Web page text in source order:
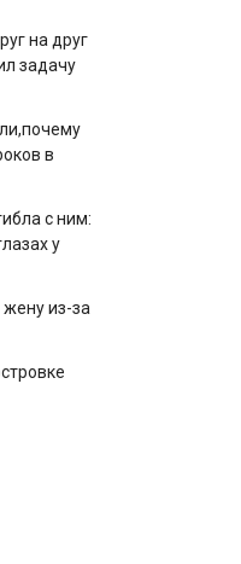
на друг
задачу
в
с ним:
у
из-за
человек -